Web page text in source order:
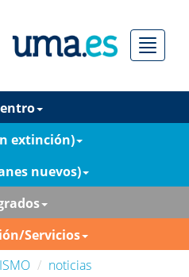
Menú
extinción)
nuevos)
Servicios
noticias